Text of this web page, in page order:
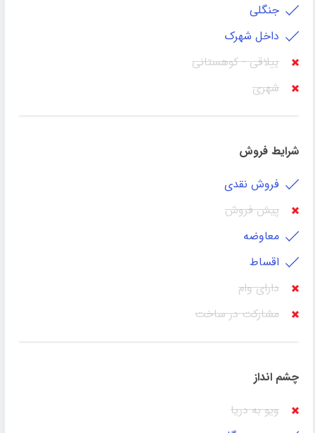
جنگلی
داخل شهرک
ییلاقی - کوهستانی
شهری
شرایط فروش
فروش نقدی
پیش فروش
معاوضه
اقساط
دارای وام
مشارکت در ساخت
چشم انداز
ویو به دریا